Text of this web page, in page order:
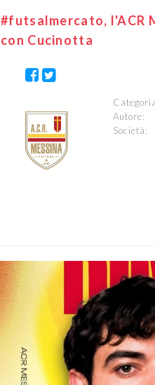
#futsalmercato, l'ACR
con Cucinotta
Autore:
Società: